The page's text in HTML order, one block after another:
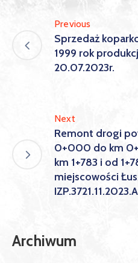
Previous
Sprzedaż
1999 rok
20.07.2023r.
Next
Remont drogi
0+000 do km
km 1+783 i od
miejscowości
Archiwum